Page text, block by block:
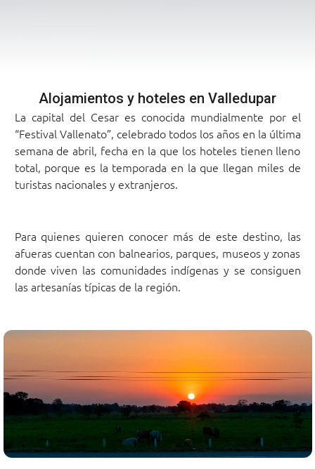
Alojamientos y hoteles en Valledupar
La capital del Cesar es conocida mundialmente por el
“Festival Vallenato”, celebrado todos los años en la última
semana de abril, fecha en la que los hoteles tienen lleno
total, porque es la temporada en la que llegan miles de
turistas nacionales y extranjeros.
Para quienes quieren conocer más de este destino, las
afueras cuentan con balnearios, parques, museos y zonas
donde viven las comunidades indígenas y se consiguen
las artesanías típicas de la región.